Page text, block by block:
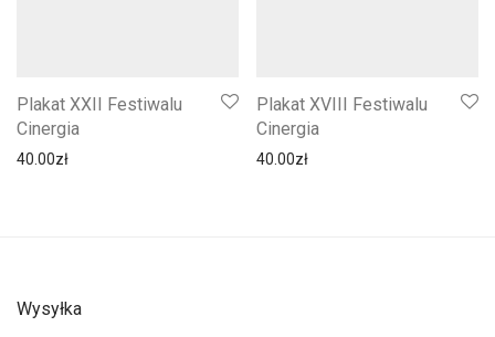
Plakat XXII Festiwalu
Cinergia
40.00zł
Plakat XVIII Festiwalu
Cinergia
40.00zł
Wysyłka